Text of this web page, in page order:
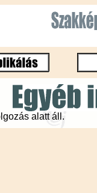
alatt áll.